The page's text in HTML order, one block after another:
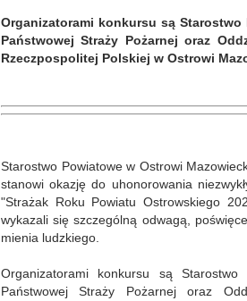
Organizatorami konkursu są
Państwowej Straży Pożarnej oraz
Rzeczpospolitej Polskiej w Ostrowi
Starostwo Powiatowe w Ostrowi
stanowi okazję do uhonorowania
"Strażak Roku Powiatu Ostrowskiego
wykazali się szczególną odwagą,
mienia ludzkiego.
Organizatorami konkursu są
Państwowej Straży Pożarnej oraz